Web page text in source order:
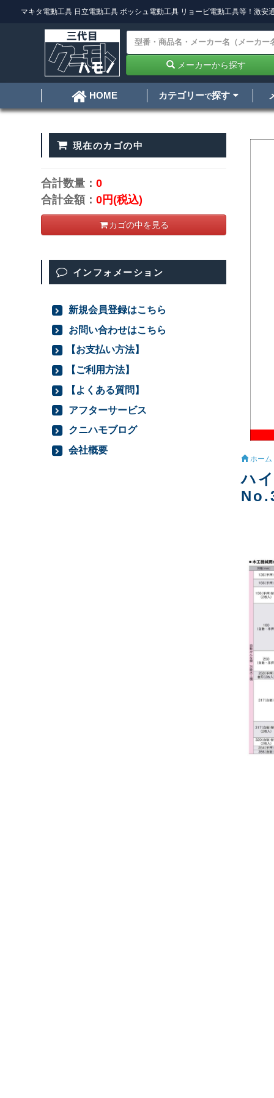
マキタ電動工具 日立電動工具 ボッシュ電動工具 リョービ電動工具等！激安
メーカーから探す
HOME カテゴリーで探す
ホーム
ハ
現在のカゴの中
合計数量：0
合計金額：0円(税込)
カゴの中を見る
インフォメーション
新規会員登録はこちら
お問い合わせはこちら
【お支払い方法】
【ご利用方法】
【よくある質問】
アフターサービス
クニハモブログ
会社概要